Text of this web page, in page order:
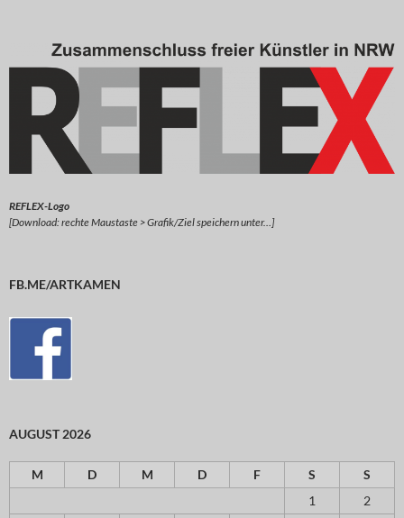
REFLEX-Logo
[Download: rechte Maustaste > Grafik/Ziel speichern unter…]
FB.ME/ARTKAMEN
AUGUST 2026
M D M D F S
S
1
2